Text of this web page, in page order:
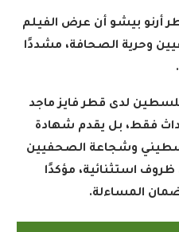
أرنو بيشو أن عرض الفيلم
وحرية الصحافة، مشددًا
.
لدى قطر فايز ماجد
فقط، بل يقدم شهادة
وشجاعة الصحفيين
استثنائية، مؤكدًا
المساءلة.